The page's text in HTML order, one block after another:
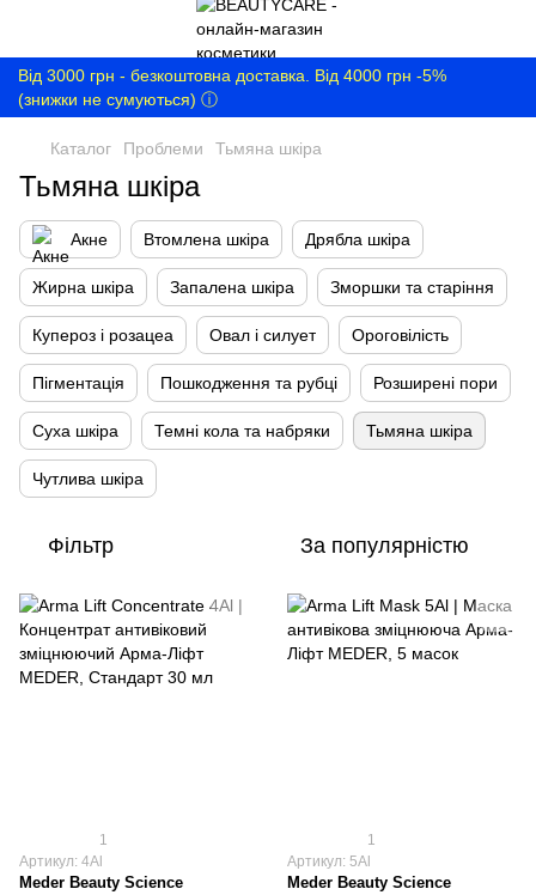
Від 3000 грн - безкоштовна доставка. Від 4000 грн -5%
(знижки не сумуються) ⓘ
Каталог Проблеми Тьмяна шкіра
Тьмяна шкіра
Акне Втомлена шкіра Дрябла шкіра
Жирна шкіра Запалена шкіра Зморшки та старіння
Купероз і розацеа Овал і силует Ороговілість
Пігментація Пошкодження та рубці Розширені пори
Суха шкіра Темні кола та набряки Тьмяна шкіра
Чутлива шкіра
Фільтр За популярністю
1
Артикул: 4Al
Meder Beauty Science
1
Артикул: 5Al
Meder Beauty Science